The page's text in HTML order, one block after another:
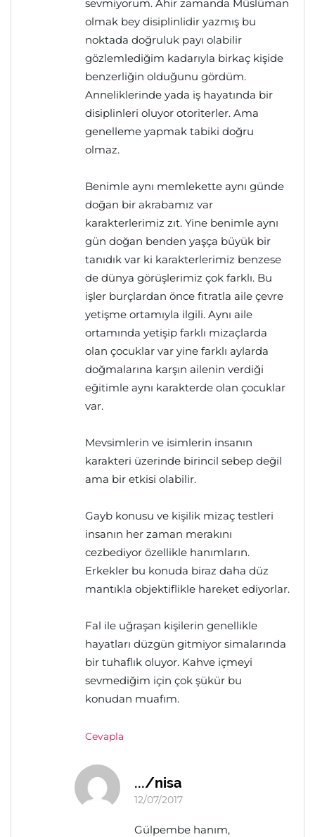
sevmiyorum. Ahir zamanda Müslüman
olmak bey disiplinlidir yazmış bu
noktada doğruluk payı olabilir
gözlemlediğim kadarıyla birkaç kişide
benzerliğin olduğunu gördüm.
Anneliklerinde yada iş hayatında bir
disiplinleri oluyor otoriterler. Ama
genelleme yapmak tabiki doğru
olmaz.
Benimle aynı memlekette aynı günde
doğan bir akrabamız var
karakterlerimiz zıt. Yine benimle aynı
gün doğan benden yaşça büyük bir
tanıdık var ki karakterlerimiz benzese
de dünya görüşlerimiz çok farklı. Bu
işler burçlardan önce fıtratla aile çevre
yetişme ortamıyla ilgili. Aynı aile
ortamında yetişip farklı mizaçlarda
olan çocuklar var yine farklı aylarda
doğmalarına karşın ailenin verdiği
eğitimle aynı karakterde olan çocuklar
var.
Mevsimlerin ve isimlerin insanın
karakteri üzerinde birincil sebep değil
ama bir etkisi olabilir.
Gayb konusu ve kişilik mizaç testleri
insanın her zaman merakını
cezbediyor özellikle hanımların.
Erkekler bu konuda biraz daha düz
mantıkla objektiflikle hareket ediyorlar.
Fal ile uğraşan kişilerin genellikle
hayatları düzgün gitmiyor simalarında
bir tuhaflık oluyor. Kahve içmeyi
sevmediğim için çok şükür bu
konudan muafım.
Cevapla
.../nisa
12/07/2017
Gülpembe hanım,